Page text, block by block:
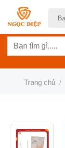
dung
Tìm
Trang chủ /